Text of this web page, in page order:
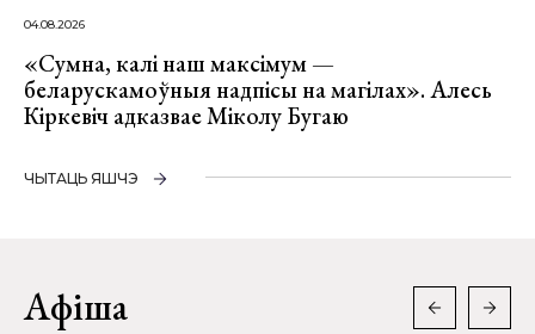
04.08.2026
«Сумна, калі наш максімум —
беларускамоўныя надпісы на магілах». Алесь
Кіркевіч адказвае Міколу Бугаю
ЧЫТАЦЬ ЯШЧЭ
Афіша